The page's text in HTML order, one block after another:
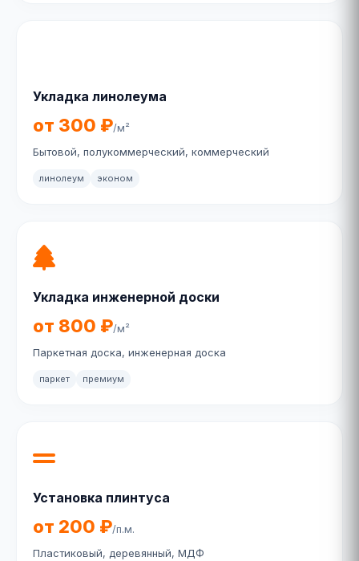
Укладка линолеума
от 300 ₽/м²
Бытовой, полукоммерческий, коммерческий
линолеум эконом
Укладка инженерной доски
от 800 ₽/м²
Паркетная доска, инженерная доска
паркет премиум
Установка плинтуса
от 200 ₽/п.м.
Пластиковый, деревянный, МДФ